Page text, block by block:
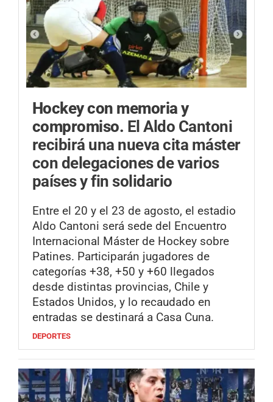
Hockey con memoria y
compromiso. El Aldo Cantoni
recibirá una nueva cita máster
con delegaciones de varios
países y fin solidario
Entre el 20 y el 23 de agosto, el estadio
Aldo Cantoni será sede del Encuentro
Internacional Máster de Hockey sobre
Patines. Participarán jugadores de
categorías +38, +50 y +60 llegados
desde distintas provincias, Chile y
Estados Unidos, y lo recaudado en
entradas se destinará a Casa Cuna.
DEPORTES